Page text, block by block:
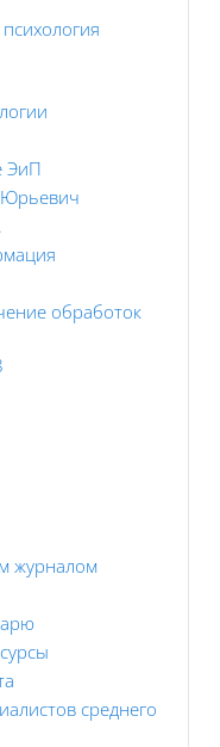
ЭиП
Юрьевич
обработок
журналом
среднего